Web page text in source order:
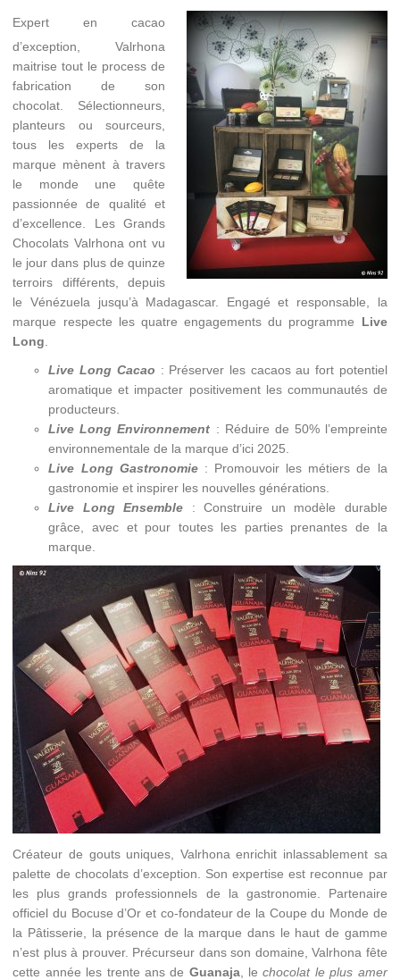
Expert en cacao
d’exception, Valrhona
maitrise tout le process de
fabrication de son
chocolat. Sélectionneurs,
planteurs ou sourceurs,
tous les experts de la
marque mènent à travers
le monde une quête
passionnée de qualité et
d’excellence. Les Grands
Chocolats Valrhona ont vu
le jour dans plus de quinze
terroirs différents, depuis
le Vénézuela jusqu’à Madagascar. Engagé et responsable, la
marque respecte les quatre engagements du programme Live
Long
Live Long Cacao : Préserver les cacaos au fort potentiel
aromatique et impacter positivement les communautés de
producteurs.
Live Long Environnement : Réduire de 50% l’empreinte
environnementale de la marque d’ici 2025.
Live Long Gastronomie: Promouvoir les métiers de la
gastronomie et inspirer les nouvelles générations.
Live Long Ensemble : Construire un modèle durable
grâce, avec et pour toutes les parties prenantes de la
marque.
Créateur de gouts uniques, Valrhona enrichit inlassablement sa
palette de chocolats d’exception. Son expertise est reconnue par
les plus grands professionnels de la gastronomie. Partenaire
officiel du Bocuse d’Or et co-fondateur de la Coupe du Monde de
la Pâtisserie, la présence de la marque dans le haut de gamme
n’est plus à prouver. Précurseur dans son domaine, Valrhona fête
cette année les trente ans de Guanaja, lechocolat le plus amer